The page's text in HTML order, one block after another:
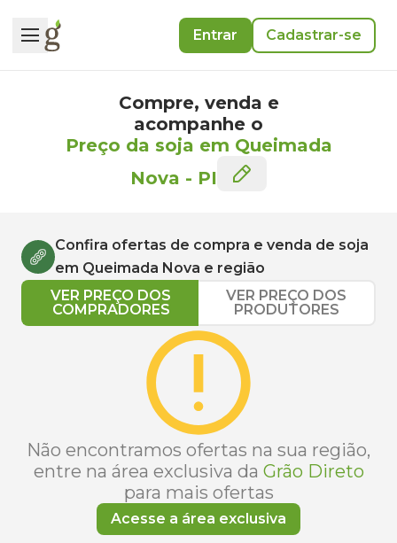
Entrar Cadastrar-se
Compre, venda e
acompanhe o
Preço da soja em Queimada
Nova - PI
Confira ofertas de compra e venda de soja
em Queimada Nova e região
VER PREÇO DOS
COMPRADORES
VER PREÇO DOS
PRODUTORES
Não encontramos ofertas na sua região,
entre na área exclusiva da Grão Direto
para mais ofertas
Acesse a área exclusiva